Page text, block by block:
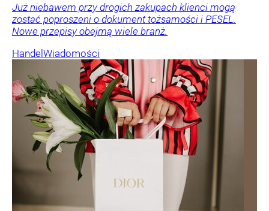
Już niebawem przy drogich zakupach klienci mogą
zostać poproszeni o dokument tożsamości i PESEL.
Nowe przepisy obejmą wiele branż.
HandelWiadomości